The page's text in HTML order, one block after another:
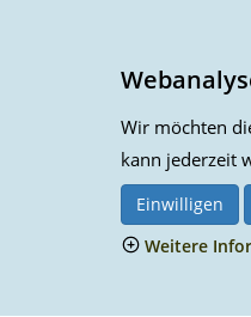
Wir möchten
kann jederzeit
Einwilligen
Weitere